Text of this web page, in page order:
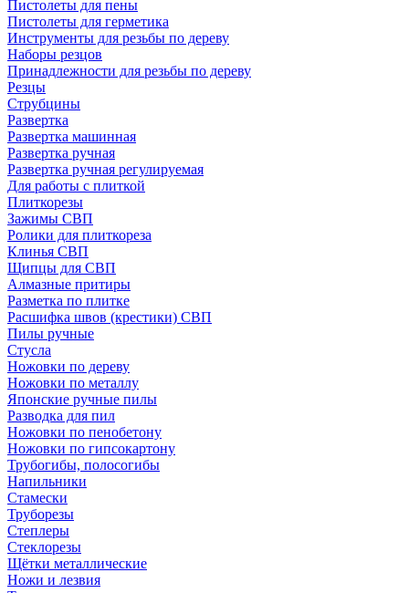
Пистолеты для пены
Пистолеты для герметика
Инструменты для резьбы по дереву
Наборы резцов
Принадлежности для резьбы по дереву
Резцы
Струбцины
Развертка
Развертка машинная
Развертка ручная
Развертка ручная регулируемая
Для работы с плиткой
Плиткорезы
Зажимы СВП
Ролики для плиткореза
Клинья СВП
Щипцы для СВП
Алмазные притиры
Разметка по плитке
Расшифка швов (крестики) СВП
Пилы ручные
Стусла
Ножовки по дереву
Ножовки по металлу
Японские ручные пилы
Разводка для пил
Ножовки по пенобетону
Ножовки по гипсокартону
Трубогибы, полосогибы
Напильники
Стамески
Труборезы
Степлеры
Стеклорезы
Щётки металлические
Ножи и лезвия